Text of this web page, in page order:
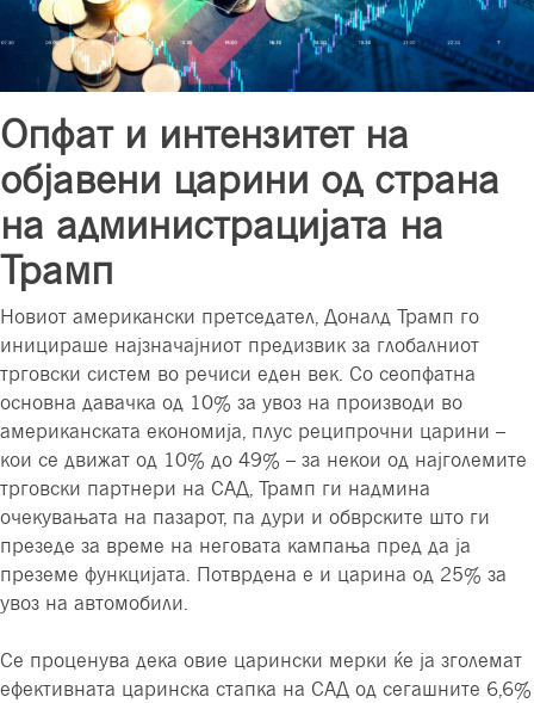
Опфат и интензитет на
објавени царини од страна
на администрацијата на
Трамп
Новиот американски претседател, Доналд Трамп го
иницираше најзначајниот предизвик за глобалниот
трговски систем во речиси еден век. Со сеопфатна
основна давачка од 10% за увоз на производи во
американската економија, плус реципрочни царини –
кои се движат од 10% до 49% – за некои од најголемите
трговски партнери на САД, Трамп ги надмина
очекувањата на пазарот, па дури и обврските што ги
презеде за време на неговата кампања пред да ја
преземе функцијата. Потврдена е и царина од 25% за
увоз на автомобили.
Се проценува дека овие царински мерки ќе ја зголемат
ефективната царинска стапка на САД од сегашните 6,6%